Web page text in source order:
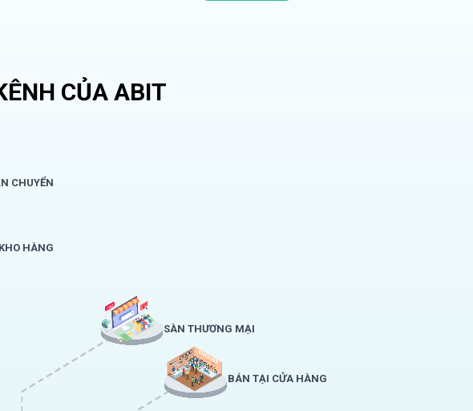
CỦA ABIT
CHUYỂN
KHO HÀNG
SÀN THƯƠNG MẠI
BÁN TẠI CỬA HÀNG